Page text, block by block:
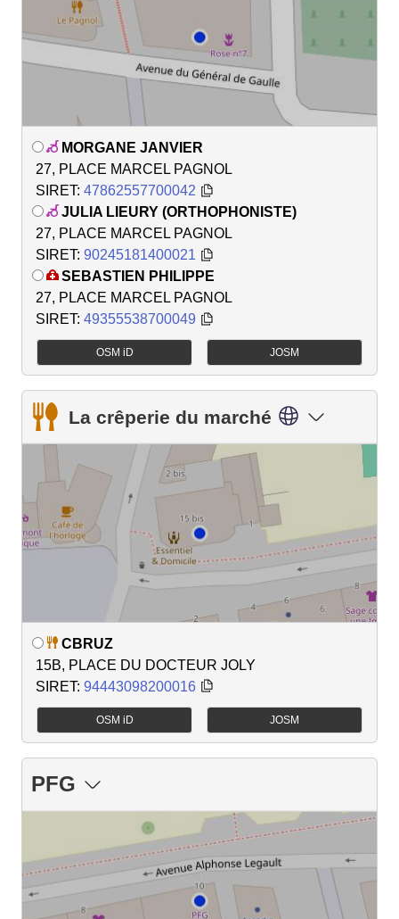
MORGANE JANVIER
27, PLACE MARCEL PAGNOL
SIRET: 47862557700042
JULIA LIEURY (ORTHOPHONISTE)
27, PLACE MARCEL PAGNOL
SIRET: 90245181400021
SEBASTIEN PHILIPPE
27, PLACE MARCEL PAGNOL
SIRET: 49355538700049
OSM iD JOSM
La crêperie du marché
CBRUZ
15B, PLACE DU DOCTEUR JOLY
SIRET: 94443098200016
OSM iD JOSM
PFG